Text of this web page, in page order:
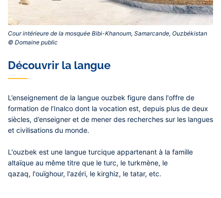
Cour intérieure de la mosquée Bibi-Khanoum, Samarcande, Ouzbékistan
© Domaine public‎
Découvrir la langue
L’enseignement de la langue ouzbek figure dans l'offre de
formation de l’Inalco dont la vocation est, depuis plus de deux
siècles, d’enseigner et de mener des recherches sur les langues
et civilisations du monde.
L'ouzbek est une langue turcique appartenant à la famille
altaïque au même titre que le turc, le turkmène, le
qazaq, l'ouïghour, l'azéri, le kirghiz, le tatar, etc.